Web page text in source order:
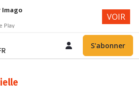
S'abonner
Play
VOIR